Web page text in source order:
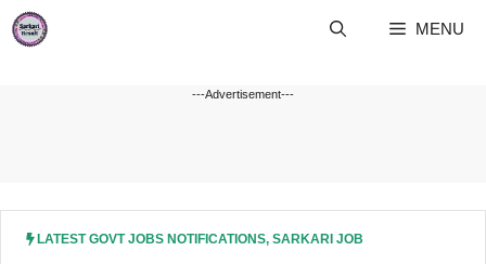
Skip
MENU
---Advertisement---
LATEST GOVT JOBS NOTIFICATIONS, SARKARI JOB